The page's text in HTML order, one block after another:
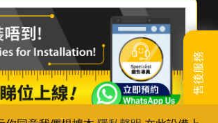
售後服務
浦
商
下載中心
預約維修
登記保養
產品續保
常見問題及使用貼士